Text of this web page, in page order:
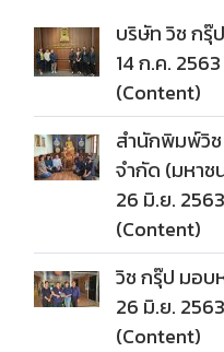
บริษัท วิช กรุ๊
14 ก.ค. 2563
(Content)
สำนักพิมพ์วิ
จำกัด (มหาช
26 มิ.ย. 2563
(Content)
วิช กรุ๊ป มอ
26 มิ.ย. 2563
(Content)